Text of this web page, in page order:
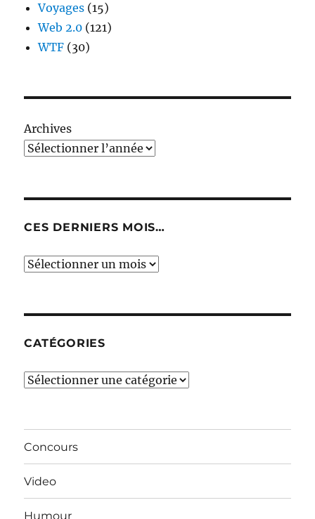
Voyages (15)
Web 2.0 (121)
WTF (30)
Archives
CES DERNIERS MOIS…
Ces
CATÉGORIES
Catégories
Concours
Video
Humour